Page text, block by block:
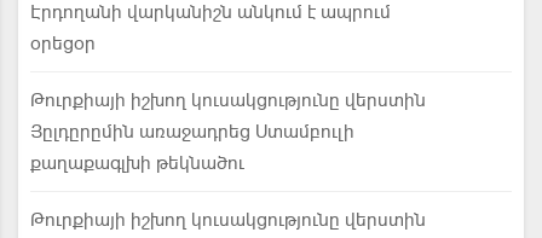
Էրդողանի վարկանիշն անկում է ապրում
օրեցօր
Թուրքիայի իշխող կուսակցությունը վերստին
Յըլդըրըմին առաջադրեց Ստամբուլի
քաղաքագլխի թեկնածու
Թուրքիայի իշխող կուսակցությունը վերստին